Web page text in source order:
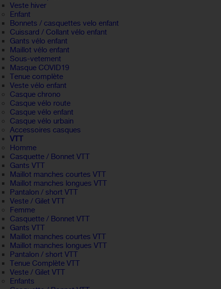
Veste hiver
Enfant
Bonnets / casquettes velo enfant
Cuissard / Collant vélo enfant
Gants vélo enfant
Maillot vélo enfant
Sous-vetement
Masque COVID19
Tenue complète
Veste vélo enfant
Casque chrono
Casque vélo route
Casque vélo enfant
Casque vélo urbain
Accessoires casques
VTT
Homme
Casquette / Bonnet VTT
Gants VTT
Maillot manches courtes VTT
Maillot manches longues VTT
Pantalon / short VTT
Veste / Gilet VTT
Femme
Casquette / Bonnet VTT
Gants VTT
Maillot manches courtes VTT
Maillot manches longues VTT
Pantalon / short VTT
Tenue Complète VTT
Veste / Gilet VTT
Enfants